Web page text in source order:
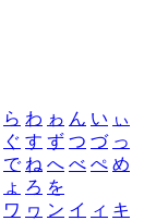
ら わ ゎ ん い ぃ
ぐ す ず つ づ っ
で ね へ べ ぺ め
ょ ろ を
ワ ヮ ン イ ィ キ